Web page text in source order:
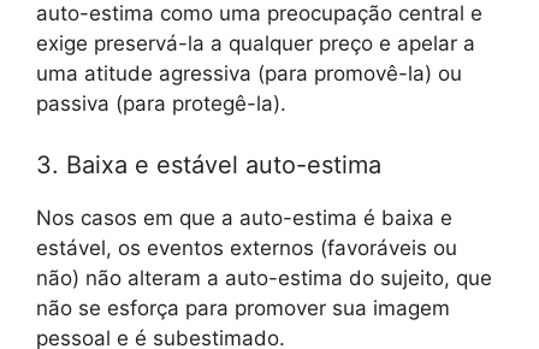
auto-estima como uma preocupação central e
exige preservá-la a qualquer preço e apelar a
uma atitude agressiva (para promovê-la) ou
passiva (para protegê-la).
3. Baixa e estável auto-estima
Nos casos em que a auto-estima é baixa e
estável, os eventos externos (favoráveis ​​ou
não) não alteram a auto-estima do sujeito, que
não se esforça para promover sua imagem
pessoal e é subestimado.